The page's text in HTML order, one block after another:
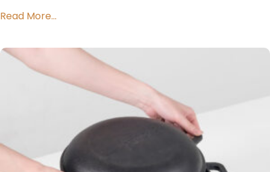
Read More...